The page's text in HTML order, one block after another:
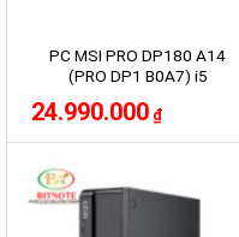
PC MSI PRO DP180 A14
(PRO DP1 B0A7) i5
24″
24.990.000 ₫